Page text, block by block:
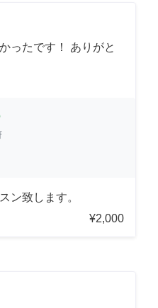
ったです！ ありがと
ン致します。
¥2,000